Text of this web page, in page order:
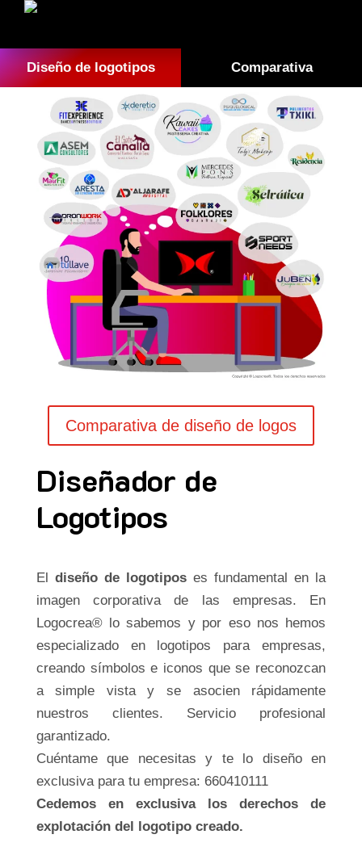
Diseño de logotipos Comparativa
Comparativa de diseño de logos
Diseñador de
Logotipos
El diseño de logotiposes fundamental en la
imagen corporativa de las empresas. En
Logocrea® lo sabemos y por eso nos hemos
especializado en logotipos para empresas,
creando símbolos e iconos que se reconozcan
a simple vista y se asocien rápidamente
nuestros clientes. Servicio profesional
garantizado.
Cuéntame que necesitas y te lo diseño en
exclusiva para tu empresa: 660410111
Cedemos en exclusiva los derechos de
explotación del logotipo creado.